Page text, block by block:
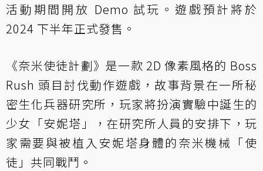
活動期間開放 Demo 試玩。遊戲預計將於
2024 下半年正式發售。
《奈米使徒計劃》是一款 2D 像素風格的 Boss
Rush 頭目討伐動作遊戲，故事背景在一所秘
密生化兵器研究所，玩家將扮演實驗中誕生的
少女「安妮塔」，在研究所人員的安排下，玩
家需要與被植入安妮塔身體的奈米機械「使
徒」共同戰鬥。